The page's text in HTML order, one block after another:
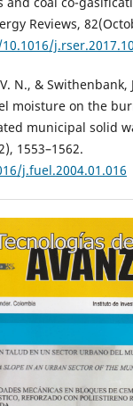
Reviews,
N., & Swithenbank,
moisture on the
municipal solid
1553–1562.
j.fuel.2004.01.016